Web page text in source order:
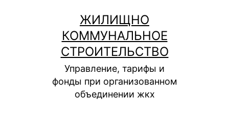
содержимому
ЖИЛИЩНО
КОММУНАЛЬНОЕ
СТРОИТЕЛЬСТВО
Управление, тарифы и
фонды при организованном
объединении жкх